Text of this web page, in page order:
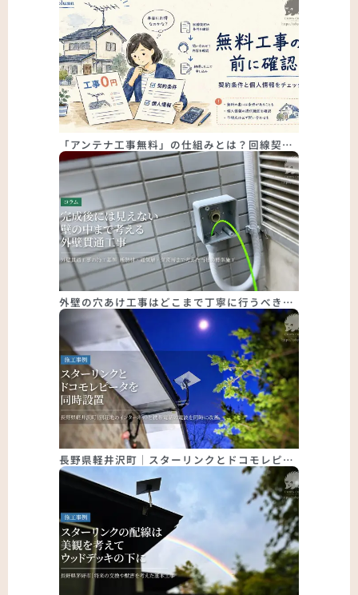
「アンテナ工事無料」の仕組みとは？回線契…
外壁の穴あけ工事はどこまで丁寧に行うべき…
長野県軽井沢町｜スターリンクとドコモレピ…